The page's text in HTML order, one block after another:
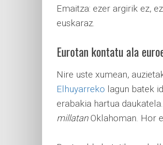
Emaitza: ezer argirik ez,
euskaraz.
Eurotan kontatu ala
Nire uste xumean,
Elhuyarreko lagun batek
erabakia hartua
millatanOklahoman. Hor